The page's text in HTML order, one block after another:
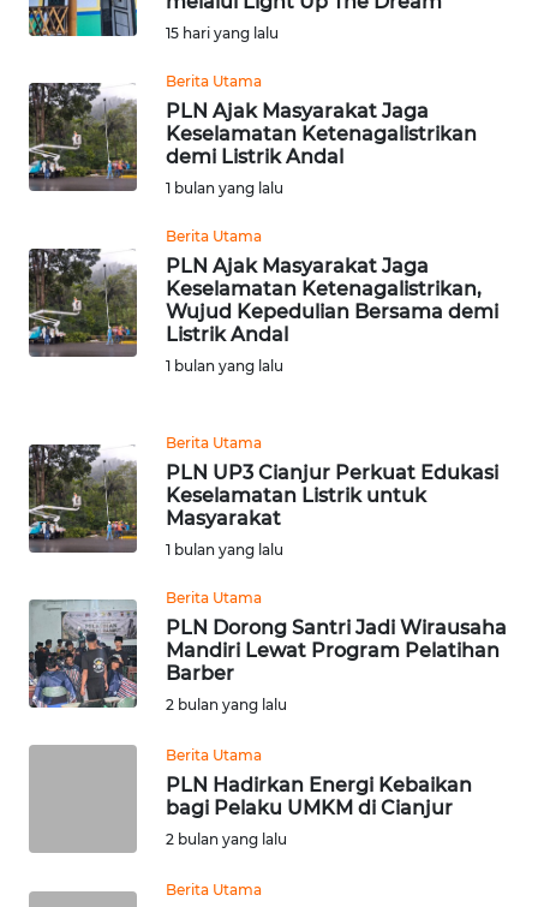
15 hari yang lalu
Berita Utama
PLN Ajak Masyarakat Jaga
Keselamatan Ketenagalistrikan
demi Listrik Andal
1 bulan yang lalu
Berita Utama
PLN Ajak Masyarakat Jaga
Keselamatan Ketenagalistrikan,
Wujud Kepedulian Bersama demi
Listrik Andal
1 bulan yang lalu
Berita Utama
PLN UP3 Cianjur Perkuat Edukasi
Keselamatan Listrik untuk
Masyarakat
1 bulan yang lalu
Berita Utama
PLN Dorong Santri Jadi Wirausaha
Mandiri Lewat Program Pelatihan
Barber
2 bulan yang lalu
Berita Utama
PLN Hadirkan Energi Kebaikan
bagi Pelaku UMKM di Cianjur
2 bulan yang lalu
Berita Utama
JABAR
WN
BANTEN
NTT
WN
KEPRI
PAPUA
WN
PAPUA
BARAT
WN
RIAU
WN
WN